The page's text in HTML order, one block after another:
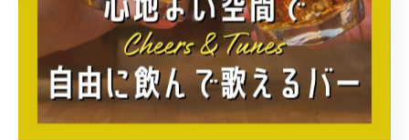
ムボードを設置したり、カラオケやプロジェクターを利
用してオリジナルの演出を加える方法も有効です。こう
した細やかな工夫が、誰にも邪魔されないパーティー体
験につながります。